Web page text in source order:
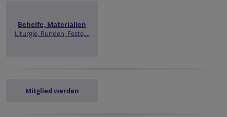
Behelfe, Materialien
Liturgie, Runden, Feste,...
Mitglied werden